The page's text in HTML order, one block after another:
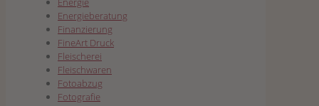
Energieberatung
Finanzierung
FineArt Druck
Fleischerei
Fleischwaren
Fotoabzug
Fotografie